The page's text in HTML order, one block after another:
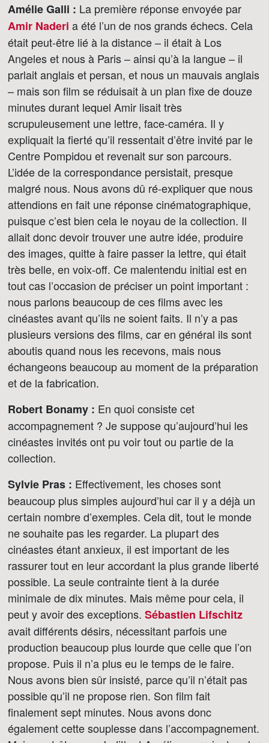
Amélie Galli : La première réponse envoyée par
Amir Naderi a été l’un de nos grands échecs. Cela
était peut-être lié à la distance – il était à Los
Angeles et nous à Paris – ainsi qu’à la langue – il
parlait anglais et persan, et nous un mauvais anglais
– mais son film se réduisait à un plan fixe de douze
minutes durant lequel Amir lisait très
scrupuleusement une lettre, face-caméra. Il y
expliquait la fierté qu’il ressentait d’être invité par le
Centre Pompidou et revenait sur son parcours.
L’idée de la correspondance persistait, presque
malgré nous. Nous avons dû ré-expliquer que nous
attendions en fait une réponse cinématographique,
puisque c’est bien cela le noyau de la collection. Il
allait donc devoir trouver une autre idée, produire
des images, quitte à faire passer la lettre, qui était
très belle, en voix-off. Ce malentendu initial est en
tout cas l’occasion de préciser un point important :
nous parlons beaucoup de ces films avec les
cinéastes avant qu’ils ne soient faits. Il n’y a pas
plusieurs versions des films, car en général ils sont
aboutis quand nous les recevons, mais nous
échangeons beaucoup au moment de la préparation
et de la fabrication.
Robert Bonamy : En quoi consiste cet
accompagnement ? Je suppose qu’aujourd’hui les
cinéastes invités ont pu voir tout ou partie de la
collection.
Sylvie Pras : Effectivement, les choses sont
beaucoup plus simples aujourd’hui car il y a déjà un
certain nombre d’exemples. Cela dit, tout le monde
ne souhaite pas les regarder. La plupart des
cinéastes étant anxieux, il est important de les
rassurer tout en leur accordant la plus grande liberté
possible. La seule contrainte tient à la durée
minimale de dix minutes. Mais même pour cela, il
peut y avoir des exceptions. Sébastien Lifschitz
avait différents désirs, nécessitant parfois une
production beaucoup plus lourde que celle que l’on
propose. Puis il n’a plus eu le temps de le faire.
Nous avons bien sûr insisté, parce qu’il n’était pas
possible qu’il ne propose rien. Son film fait
finalement sept minutes. Nous avons donc
également cette souplesse dans l’accompagnement.